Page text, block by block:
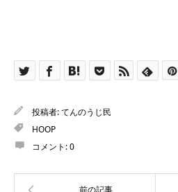
投稿者:てんのうじ民
HOOP
コメント:0